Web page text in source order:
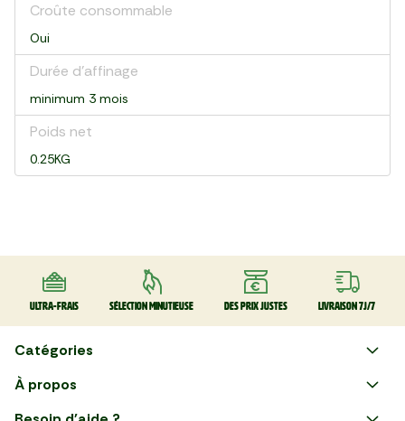
Croûte consommable
Oui
Durée d'affinage
minimum 3 mois
Poids net
0.25KG
Ultra-frais Sélection minutieuse Des prix justes Livraison 7J/7
Catégories
Faire ses courses en ligne
À propos